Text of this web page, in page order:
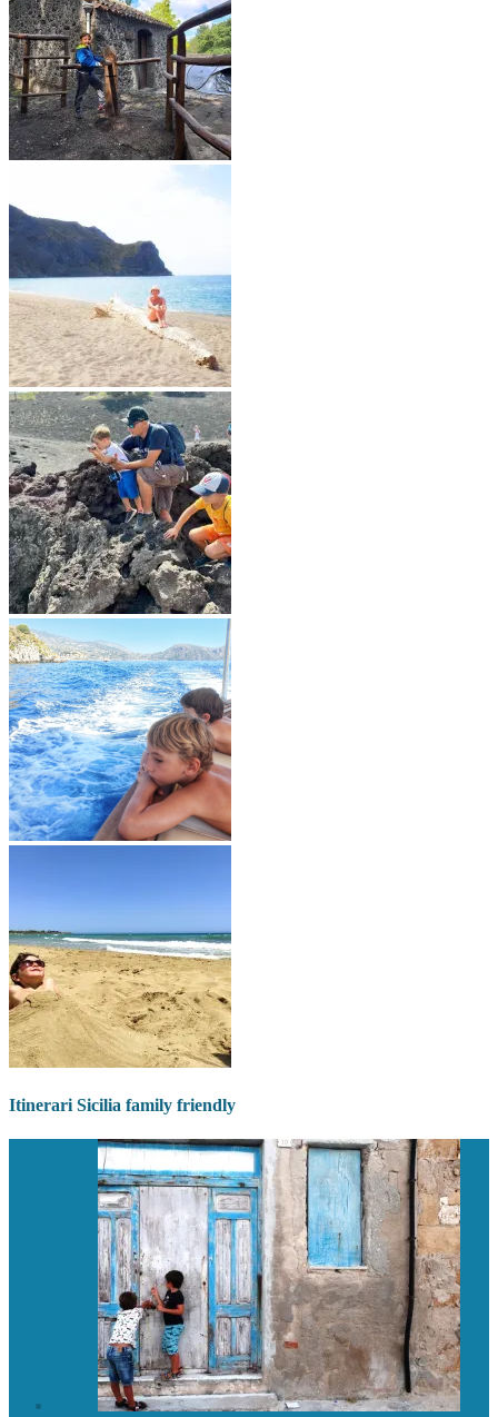
Itinerari Sicilia family friendly